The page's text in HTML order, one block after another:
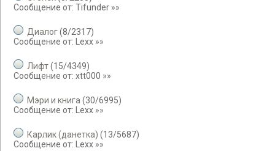
Сообщение от: Tifunder »»
Диалог(8/2317)
Сообщение от:
Lexx »»
Лифт(15/4349)
Сообщение от: xtt000 »»
Мэри и книга (30/6995)
Сообщение от:
Lexx »»
Карлик (данетка) (13/5687)
Сообщение от:
Lexx »»